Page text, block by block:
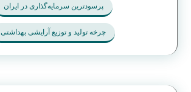
پرسودترین سرمایه‌گذاری در ایران
چرخه تولید و توزیع آرایشی بهداشتی